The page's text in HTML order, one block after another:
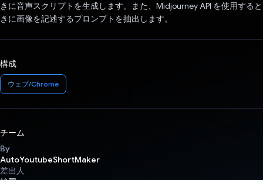
きに音声スクリプトを生成します。また、Midjourney API を使用すると
きに画像を記述するプロンプトを抽出します。
構成
ウェブ/Chrome
チーム
By
AutoYoutubeShortMaker
差出人